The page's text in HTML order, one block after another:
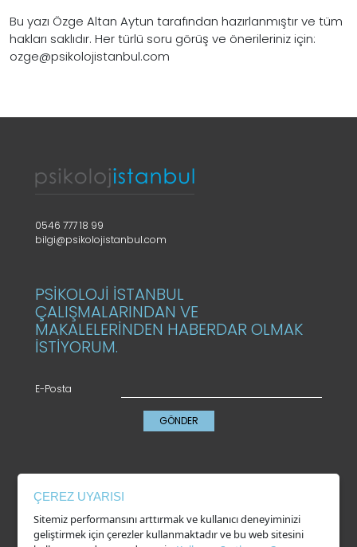
Bu yazı Özge Altan Aytun tarafından hazırlanmıştır ve tüm
hakları saklıdır. Her türlü soru görüş ve önerileriniz için:
ozge@psikolojistanbul.com
0546 777 18 99
bilgi@psikolojistanbul.com
PSİKOLOJİ İSTANBUL
ÇALIŞMALARINDAN VE
MAKALELERİNDEN HABERDAR OLMAK
İSTİYORUM.
E-Posta
GÖNDER
Çerez Kullanımı
Kullanım Şartları
ÇEREZ UYARISI
Sitemiz performansını arttırmak ve kullanıcı deneyiminizi
geliştirmek için çerezler kullanmaktadır ve bu web sitesini